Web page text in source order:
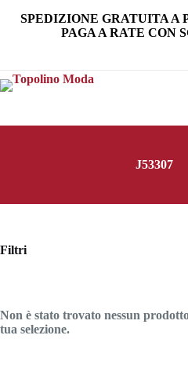
SPEDIZIONE GRATUITA A
PAGA A RATE CON
J53307
Non è stato trovato nessun
tua selezione.
Filtri